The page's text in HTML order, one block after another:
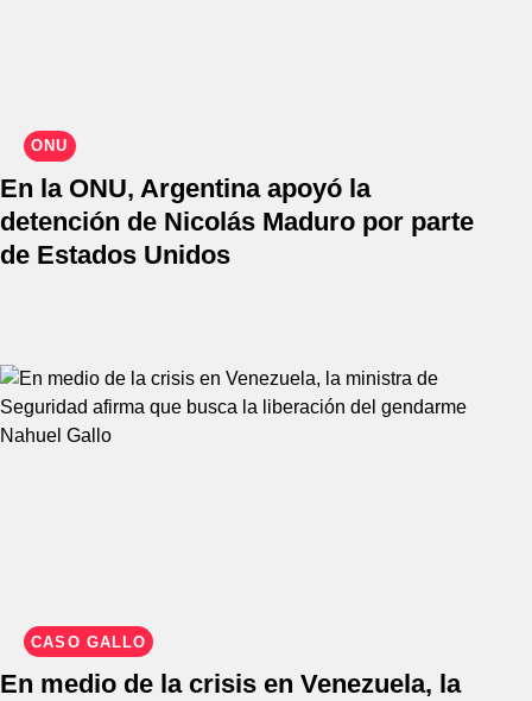
ONU
En la ONU, Argentina apoyó la
detención de Nicolás Maduro por parte
de Estados Unidos
CASO GALLO
En medio de la crisis en Venezuela, la